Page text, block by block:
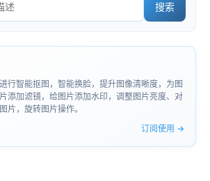
搜索
行智能抠图，智能换脸，提升图像清晰度，为图
添加滤镜，给图片添加水印，调整图片亮度、对
片，旋转图片操作。
订阅使用 →